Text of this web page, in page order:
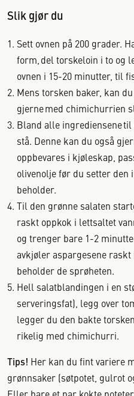
Slik gjør du
Sett ovnen på 200 grader.
form, del torskeloin i to og
ovnen i 15-20 minutter, til
Mens torsken baker, kan
gjerne med chimichurrien
Bland alle ingrediensene
stå. Denne kan du også
oppbevares i kjøleskap,
olivenolje før du setter den
beholder.
Til den grønne salaten
raskt oppkok i lettsaltet
og trenger bare 1-2
avkjøler aspargesene
beholder de sprøheten.
Hell salatblandingen i en
serveringsfat), legg over
legger du den bakte
rikelig med chimichurri.
Tips! Her kan du fint variere
grønnsaker (søtpotet, gulrot